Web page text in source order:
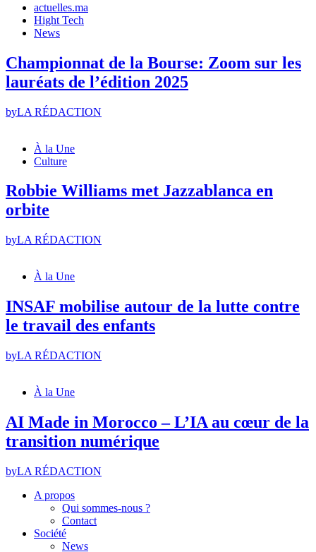
actuelles.ma
Hight Tech
News
Championnat de la Bourse: Zoom sur les
lauréats de l’édition 2025
byLA RÉDACTION
À la Une
Culture
Robbie Williams met Jazzablanca en
orbite
byLA RÉDACTION
À la Une
INSAF mobilise autour de la lutte contre
le travail des enfants
byLA RÉDACTION
À la Une
AI Made in Morocco – L’IA au cœur de la
transition numérique
byLA RÉDACTION
A propos
Qui sommes-nous ?
Contact
Société
News